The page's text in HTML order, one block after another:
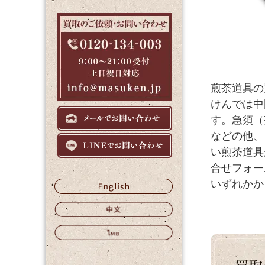
煎茶道具
けんでは
す。急須
などの他
い煎茶道
合せフォ
いずれか